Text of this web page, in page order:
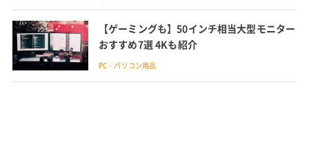
【ゲーミングも】50インチ相当大型モニター
おすすめ7選 4Kも紹介
PC・パソコン用品